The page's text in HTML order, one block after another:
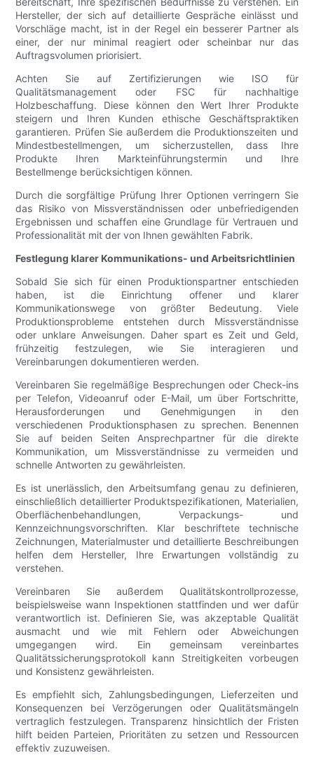
Hersteller, der sich auf detaillierte Gespräche einlässt und
Vorschläge macht, ist in der Regel ein besserer Partner als
einer, der nur minimal reagiert oder scheinbar nur das
Auftragsvolumen priorisiert.
Achten Sie auf Zertifizierungen wie ISO für
Qualitätsmanagement oder FSC für nachhaltige
Holzbeschaffung. Diese können den Wert Ihrer Produkte
steigern und Ihren Kunden ethische Geschäftspraktiken
garantieren. Prüfen Sie außerdem die Produktionszeiten und
Mindestbestellmengen, um sicherzustellen, dass Ihre
Produkte Ihren Markteinführungstermin und Ihre
Bestellmenge berücksichtigen können.
Durch die sorgfältige Prüfung Ihrer Optionen verringern Sie
das Risiko von Missverständnissen oder unbefriedigenden
Ergebnissen und schaffen eine Grundlage für Vertrauen und
Professionalität mit der von Ihnen gewählten Fabrik.
Festlegung klarer Kommunikations- und Arbeitsrichtlinien
Sobald Sie sich für einen Produktionspartner entschieden
haben, ist die Einrichtung offener und klarer
Kommunikationswege von größter Bedeutung. Viele
Produktionsprobleme entstehen durch Missverständnisse
oder unklare Anweisungen. Daher spart es Zeit und Geld,
frühzeitig festzulegen, wie Sie interagieren und
Vereinbarungen dokumentieren werden.
Vereinbaren Sie regelmäßige Besprechungen oder Check-ins
per Telefon, Videoanruf oder E-Mail, um über Fortschritte,
Herausforderungen und Genehmigungen in den
verschiedenen Produktionsphasen zu sprechen. Benennen
Sie auf beiden Seiten Ansprechpartner für die direkte
Kommunikation, um Missverständnisse zu vermeiden und
schnelle Antworten zu gewährleisten.
Es ist unerlässlich, den Arbeitsumfang genau zu definieren,
einschließlich detaillierter Produktspezifikationen, Materialien,
Oberflächenbehandlungen, Verpackungs- und
Kennzeichnungsvorschriften. Klar beschriftete technische
Zeichnungen, Materialmuster und detaillierte Beschreibungen
helfen dem Hersteller, Ihre Erwartungen vollständig zu
verstehen.
Vereinbaren Sie außerdem Qualitätskontrollprozesse,
beispielsweise wann Inspektionen stattfinden und wer dafür
verantwortlich ist. Definieren Sie, was akzeptable Qualität
ausmacht und wie mit Fehlern oder Abweichungen
umgegangen wird. Ein gemeinsam vereinbartes
Qualitätssicherungsprotokoll kann Streitigkeiten vorbeugen
und Konsistenz gewährleisten.
Es empfiehlt sich, Zahlungsbedingungen, Lieferzeiten und
Konsequenzen bei Verzögerungen oder Qualitätsmängeln
vertraglich festzulegen. Transparenz hinsichtlich der Fristen
hilft beiden Parteien, Prioritäten zu setzen und Ressourcen
effektiv zuzuweisen.